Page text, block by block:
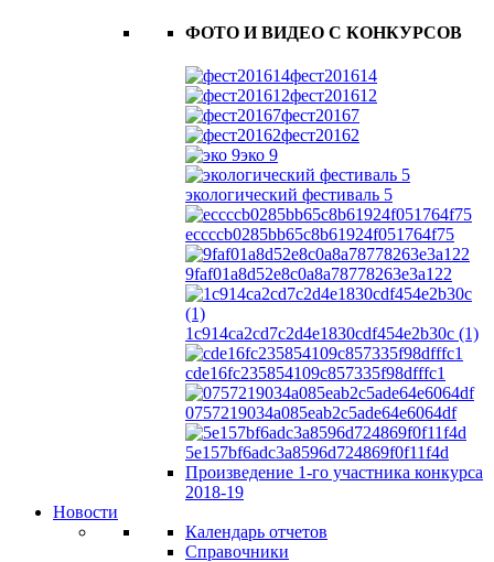
ФОТО И ВИДЕО С КОНКУРСОВ
фест201614
фест201612
фест20167
фест20162
эко 9
экологический фестиваль 5
eccccb0285bb65c8b61924f051764f75
9faf01a8d52e8c0a8a78778263e3a122
1c914ca2cd7c2d4e1830cdf454e2b30c (1)
cde16fc235854109c857335f98dfffc1
0757219034a085eab2c5ade64e6064df
5e157bf6adc3a8596d724869f0f11f4d
Произведение 1-го участника конкурса
2018-19
Новости
Календарь отчетов
Справочники